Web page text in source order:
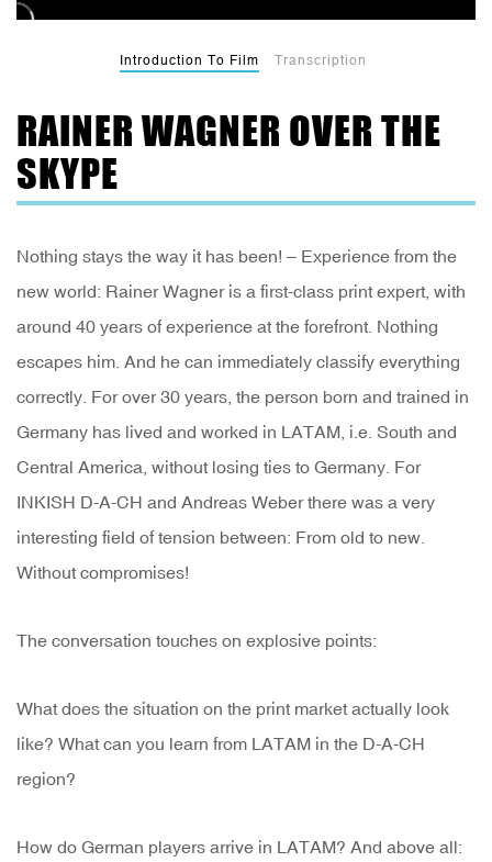
Introduction To Film Transcription
RAINER WAGNER OVER THE
SKYPE
Nothing stays the way it has been! – Experience from the
new world: Rainer Wagner is a first-class print expert, with
around 40 years of experience at the forefront. Nothing
escapes him. And he can immediately classify everything
correctly. For over 30 years, the person born and trained in
Germany has lived and worked in LATAM, i.e. South and
Central America, without losing ties to Germany. For
INKISH D-A-CH and Andreas Weber there was a very
interesting field of tension between: From old to new.
Without compromises!
The conversation touches on explosive points:
What does the situation on the print market actually look
like? What can you learn from LATAM in the D-A-CH
region?
How do German players arrive in LATAM? And above all: